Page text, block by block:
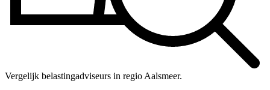
Vergelijk belastingadviseurs in regio Aalsmeer.